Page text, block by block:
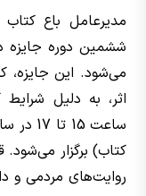
مدیرعامل باع
ششمین دوره جایزه
اثر، به دلیل شرایط
کتاب) برگزار
روایت‌های مردمی و